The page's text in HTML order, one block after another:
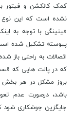
کمک کانکشن و فیتور
نشده است که این نوع
فیتینگی با توجه به
پیوسته تشکیل شده
اتصالات به راحتی باز
که در پالت هایی که
بروز مشکل در هر بخش
باشد، درصورت عدم
جایگزین جوشکاری شود